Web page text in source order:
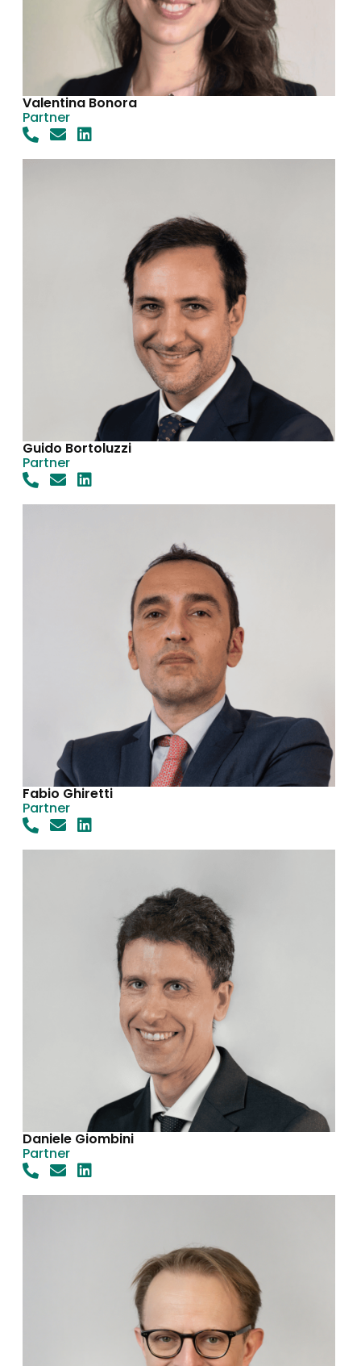
Valentina Bonora
Partner
Guido Bortoluzzi
Partner
Fabio Ghiretti
Partner
Daniele Giombini
Partner